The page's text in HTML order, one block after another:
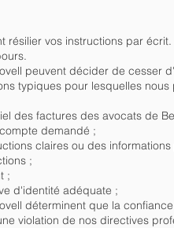
résilier vos instructions par
peuvent décider de cesser
typiques pour lesquelles
des factures des avocats de
demandé ;
claires ou des
;
;
d'identité adéquate ;
déterminent que la
violation de nos directives